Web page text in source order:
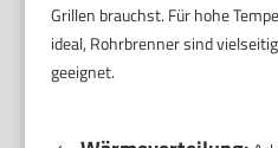
Grillen brauchst. Für hohe
ideal, Rohrbrenner sind
geeignet.